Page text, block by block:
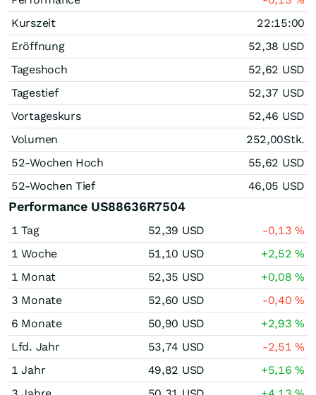
Kurszeit
22:15:00
Eröffnung
52,38 USD
Tageshoch
52,62 USD
Tagestief
52,37 USD
Vortageskurs
52,46 USD
Volumen
252,00Stk.
52-Wochen Hoch
55,62 USD
52-Wochen Tief
46,05 USD
Performance US88636R7504
1 Tag 52,39 USD -0,13%
1 Woche
51,10 USD +2,52%
1 Monat
52,35 USD +0,08%
3 Monate
52,60 USD -0,40%
6 Monate
50,90 USD +2,93%
Lfd. Jahr
53,74 USD -2,51%
1 Jahr
49,82 USD +5,16%